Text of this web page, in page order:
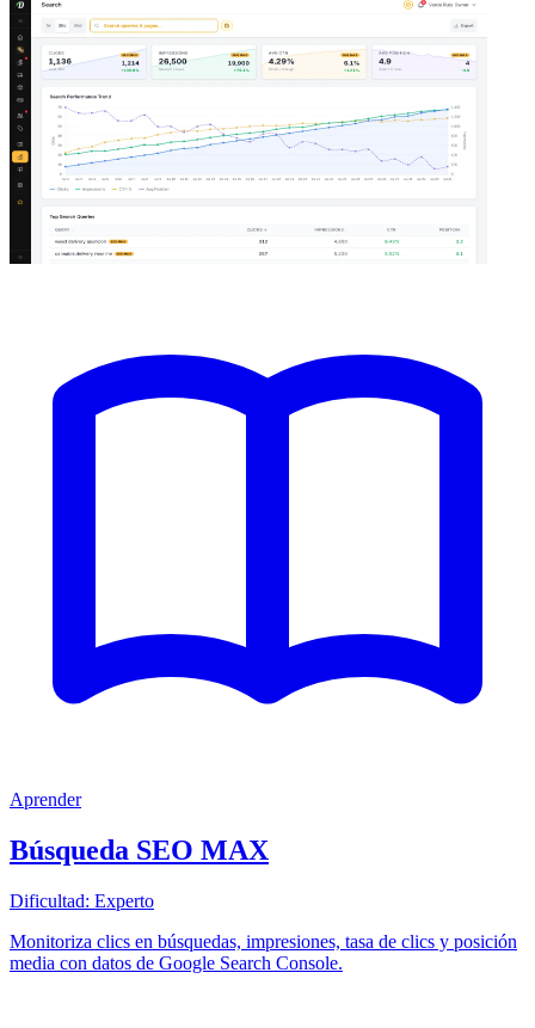
Aprender
Búsqueda SEO MAX
Dificultad: Experto
Monitoriza clics en búsquedas, impresiones, tasa de clics y posición
media con datos de Google Search Console.